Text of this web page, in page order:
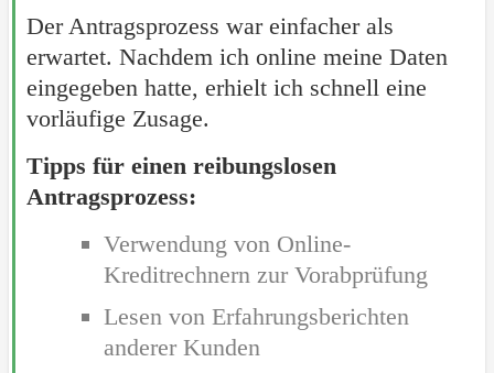
Der Antragsprozess war einfacher als
erwartet. Nachdem ich online meine Daten
eingegeben hatte, erhielt ich schnell eine
vorläufige Zusage.
Tipps für einen reibungslosen
Antragsprozess:
Verwendung von Online-
Kreditrechnern zur Vorabprüfung
Lesen von Erfahrungsberichten
anderer Kunden